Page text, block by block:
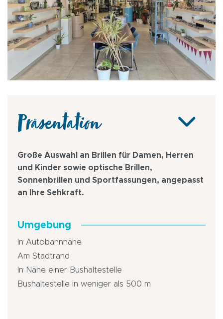
Präsentation
Große Auswahl an Brillen für Damen, Herren
und Kinder sowie optische Brillen,
Sonnenbrillen und Sportfassungen, angepasst
an Ihre Sehkraft.
Umgebung
In Autobahnnähe
Am Stadtrand
In Nähe einer Bushaltestelle
Bushaltestelle in weniger als 500 m